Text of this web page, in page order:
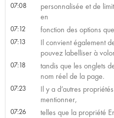
07:08
personnalisée et de
en
07:12 fonction des options
07:13
Il convient également
pouvez labelliser à
07:18
tandis que les onglets
nom réel de la page.
07:23
Il y a d’autres
mentionner,
07:26 telles que la propriété